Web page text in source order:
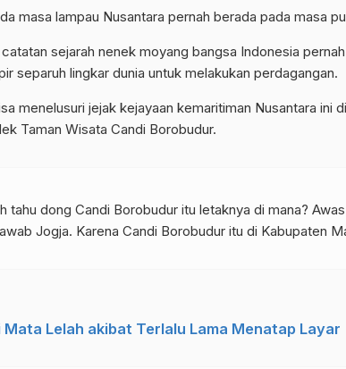
masa lampau Nusantara pernah berada pada masa
sejarah nenek moyang bangsa Indonesia
separuh lingkar dunia untuk melakukan perdagangan.
menelusuri jejak kejayaan kemaritiman Nusantara ini
Taman Wisata Candi Borobudur.
tahu dong Candi Borobudur itu letaknya di mana?
Jogja. Karena Candi Borobudur itu di Kabupaten
Mata Lelah akibat Terlalu Lama Menatap Layar